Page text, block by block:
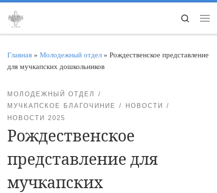
Перейти к содержимому
Search
Главная » Молодежный отдел » Рождественское представление
для мучкапских дошкольников
МОЛОДЕЖНЫЙ ОТДЕЛ
МУЧКАПСКОЕ БЛАГОЧИНИЕ
НОВОСТИ
НОВОСТИ 2025
Рождественское
представление для
мучкапских